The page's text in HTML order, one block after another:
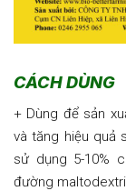
CÁCH DÙNG
+ Dùng để sản
và tăng hiệu quả
sử dụng 5-10%
đường